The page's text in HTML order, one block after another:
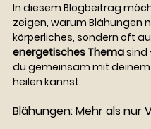
In diesem Blogbeitrag
zeigen, warum Blähungen
körperliches, sondern oft
energetisches Thema sind
du gemeinsam mit deinem
heilen kannst.
Blähungen: Mehr als nur